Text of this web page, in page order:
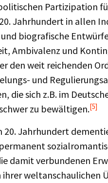
Partizipation
Jahrhundert in allen
biografische
Ambivalenz und
den weit reichenden
und
die sich z.B. im
zu bewältigen.[5]
20. Jahrhundert
damit verbundenen
weltanschaulichen